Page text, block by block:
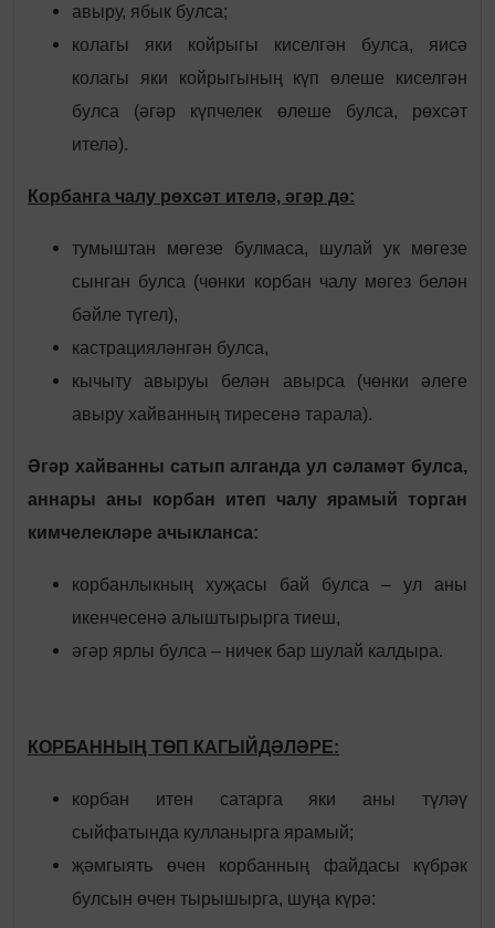
авыру, ябык булса;
колагы яки койрыгы киселгән булса, яисә
колагы яки койрыгының күп өлеше киселгән
булса (әгәр күпчелек өлеше булса, рөхсәт
ителә).
Корбанга чалу рөхсәт ителә, әгәр дә:
тумыштан мөгезе булмаса, шулай ук мөгезе
сынган булса (чөнки корбан чалу мөгез белән
бәйле түгел),
кастрацияләнгән булса,
кычыту авыруы белән авырса (чөнки әлеге
авыру хайванның тиресенә тарала).
Әгәр хайванны сатып алганда ул сәламәт булса,
аннары аны корбан итеп чалу ярамый торган
кимчелекләре ачыкланса:
корбанлыкның хуҗасы бай булса – ул аны
икенчесенә алыштырырга тиеш,
әгәр ярлы булса – ничек бар шулай калдыра.
КОРБАННЫҢ ТӨП КАГЫЙДӘЛӘРЕ:
корбан итен сатарга яки аны түләү
сыйфатында кулланырга ярамый;
җәмгыять өчен корбанның файдасы күбрәк
булсын өчен тырышырга, шуңа күрә: